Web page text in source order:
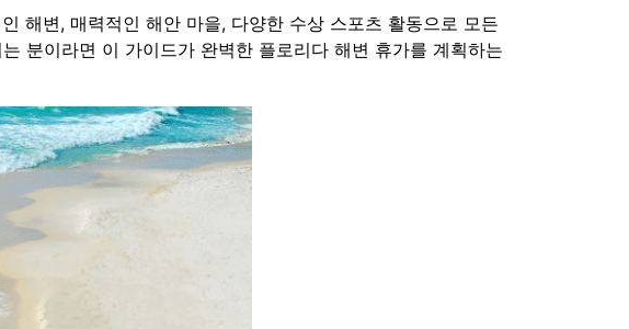
해변, 매력적인 해안 마을, 다양한 수상 스포츠 활동으로 모든
분이라면 이 가이드가 완벽한 플로리다 해변 휴가를 계획하는